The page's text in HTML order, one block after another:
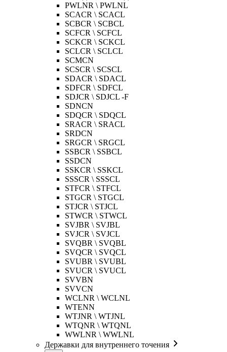
PWLNR \ PWLNL
SCACR \ SCACL
SCBCR \ SCBCL
SCFCR \ SCFCL
SCKCR \ SCKCL
SCLCR \ SCLCL
SCMCN
SCSCR \ SCSCL
SDACR \ SDACL
SDFCR \ SDFCL
SDJCR \ SDJCL -F
SDNCN
SDQCR \ SDQCL
SRACR \ SRACL
SRDCN
SRGCR \ SRGCL
SSBCR \ SSBCL
SSDCN
SSKCR \ SSKCL
SSSCR \ SSSCL
STFCR \ STFCL
STGCR \ STGCL
STJCR \ STJCL
STWCR \ STWCL
SVJBR \ SVJBL
SVJCR \ SVJCL
SVQBR \ SVQBL
SVQCR \ SVQCL
SVUBR \ SVUBL
SVUCR \ SVUCL
SVVBN
SVVCN
WCLNR \ WCLNL
WTENN
WTJNR \ WTJNL
WTQNR \ WTQNL
WWLNR \ WWLNL
Державки для внутреннего точения